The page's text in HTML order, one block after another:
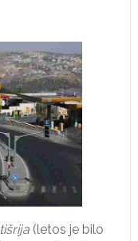
tišrija(letos je bilo